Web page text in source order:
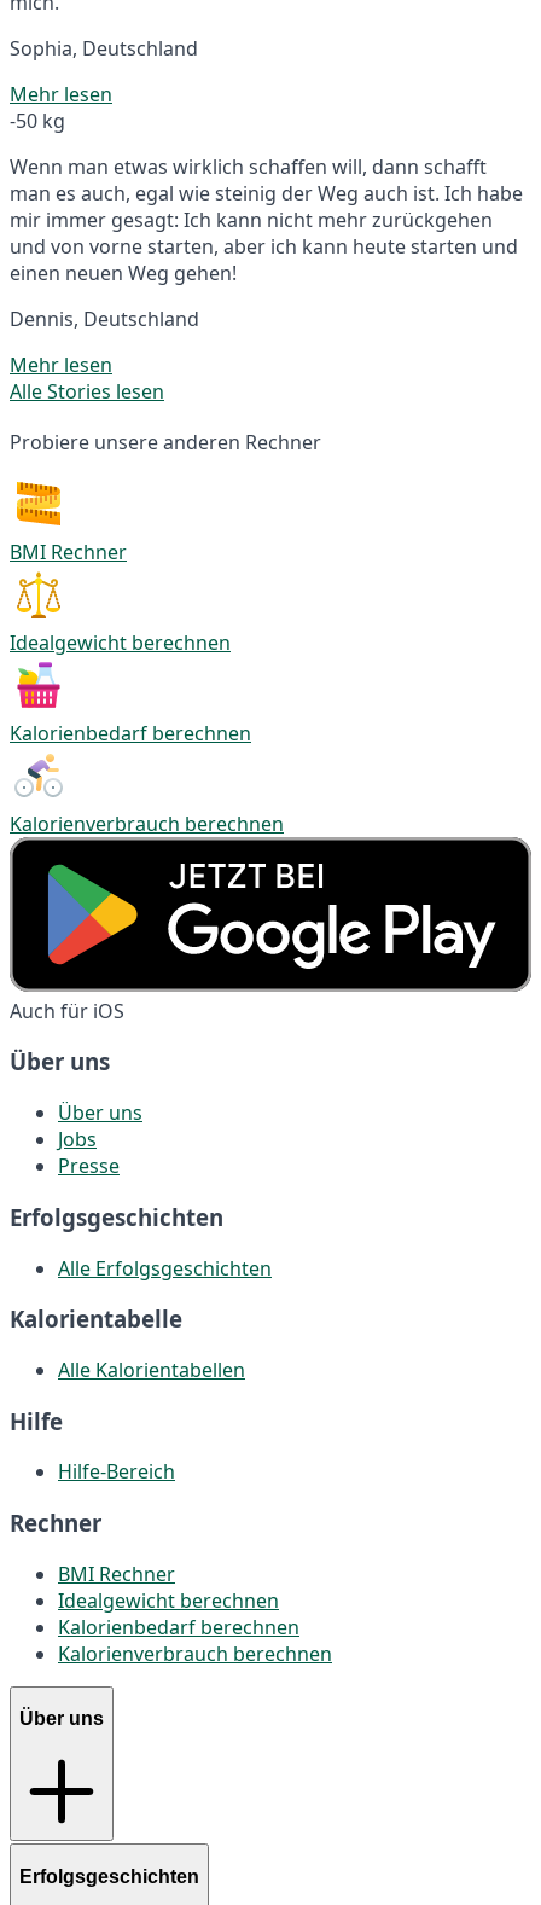
Sophia, Deutschland
Mehr lesen
-50 kg
Wenn man etwas wirklich schaffen will, dann schafft
man es auch, egal wie steinig der Weg auch ist. Ich habe
mir immer gesagt: Ich kann nicht mehr zurückgehen
und von vorne starten, aber ich kann heute starten und
einen neuen Weg gehen!
Dennis, Deutschland
Mehr lesen
Alle Stories lesen
Probiere unsere anderen Rechner
BMI Rechner
Idealgewicht berechnen
Kalorienbedarf berechnen
Kalorienverbrauch berechnen
Auch für iOS
Über uns
Über uns
Jobs
Presse
Erfolgsgeschichten
Alle Erfolgsgeschichten
Kalorientabelle
Alle Kalorientabellen
Hilfe
Hilfe-Bereich
Rechner
BMI Rechner
Idealgewicht berechnen
Kalorienbedarf berechnen
Kalorienverbrauch berechnen
Über uns
Erfolgsgeschichten